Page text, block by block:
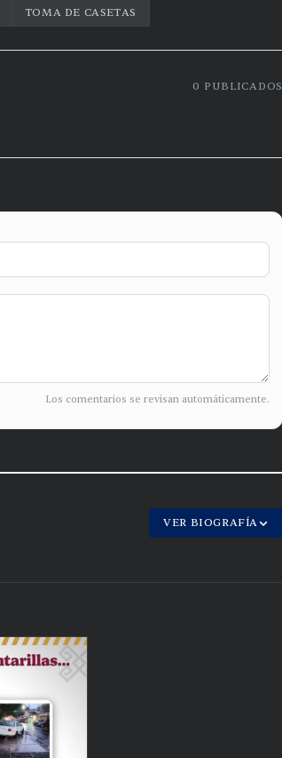
TOMA DE CASETAS
0 PUBLICADOS
Los comentarios se revisan automáticamente.
VER BIOGRAFÍA